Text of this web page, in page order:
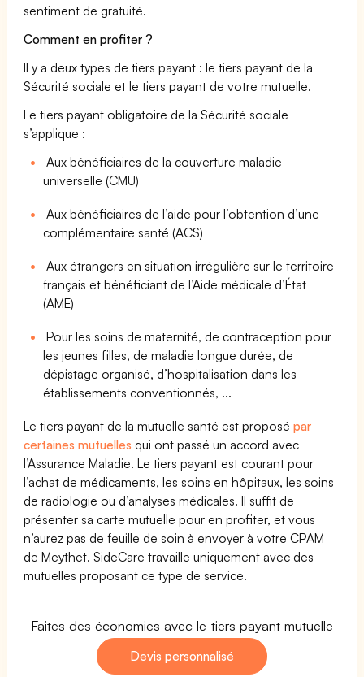
sentiment de gratuité.
Comment en profiter ?
Il y a deux types de tiers payant : le tiers payant de la
Sécurité sociale et le tiers payant de votre mutuelle.
Le tiers payant obligatoire de la Sécurité sociale
s’applique :
Aux bénéficiaires de la couverture maladie
universelle (CMU)
Aux bénéficiaires de l’aide pour l’obtention d’une
complémentaire santé (ACS)
Aux étrangers en situation irrégulière sur le territoire
français et bénéficiant de l’Aide médicale d’État
(AME)
Pour les soins de maternité, de contraception pour
les jeunes filles, de maladie longue durée, de
dépistage organisé, d’hospitalisation dans les
établissements conventionnés, ...
Le tiers payant de la mutuelle santé est proposépar
certaines mutuelles qui ont passé un accord avec
l’Assurance Maladie. Le tiers payant est courant pour
l’achat de médicaments, les soins en hôpitaux, les soins
de radiologie ou d’analyses médicales. Il suffit de
présenter sa carte mutuelle pour en profiter, et vous
n’aurez pas de feuille de soin à envoyer à votre CPAM
de Meythet. SideCare travaille uniquement avec des
mutuelles proposant ce type de service.
Faites des économies avec le tiers payant mutuelle
Devis personnalisé